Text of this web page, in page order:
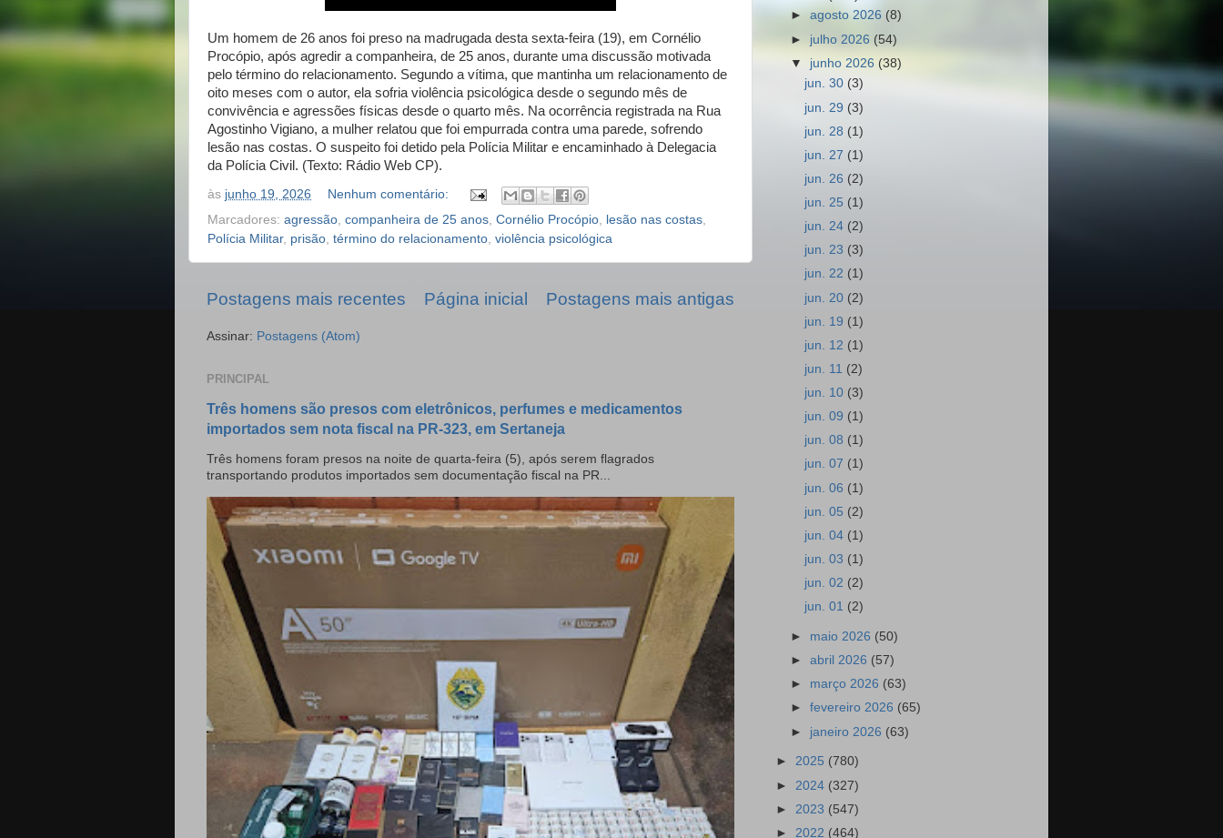
Um homem de 26 anos foi preso na madrugada desta sexta-feira (19), em Cornélio
Procópio, após agredir a companheira, de 25 anos, durante uma discussão motivada
pelo término do relacionamento. Segundo a vítima, que mantinha um relacionamento de
oito meses com o autor, ela sofria violência psicológica desde o segundo mês de
convivência e agressões físicas desde o quarto mês. Na ocorrência registrada na Rua
Agostinho Vigiano, a mulher relatou que foi empurrada contra uma parede, sofrendo
lesão nas costas. O suspeito foi detido pela Polícia Militar e encaminhado à Delegacia
da Polícia Civil. (Texto: Rádio Web CP).
às junho 19, 2026
Nenhum comentário:
Marcadores: agressão, companheira de 25 anos, Cornélio Procópio, lesão nas costas,
Polícia Militar, prisão, término do relacionamento, violência psicológica
Postagens mais recentes Postagens mais antigas
Página inicial
Assinar: Postagens (Atom)
PRINCIPAL
Três homens são presos com eletrônicos, perfumes e medicamentos
importados sem nota fiscal na PR-323, em Sertaneja
Três homens foram presos na noite de quarta-feira (5), após serem flagrados
transportando produtos importados sem documentação fiscal na PR...
►agosto 2026 (8)
► julho 2026 (54)
▼ junho 2026 (38)
jun. 30 (3)
jun. 29 (3)
jun. 28 (1)
jun. 27 (1)
jun. 26 (2)
jun. 25 (1)
jun. 24 (2)
jun. 23 (3)
jun. 22 (1)
jun. 20 (2)
jun. 19 (1)
jun. 12 (1)
jun. 11 (2)
jun. 10 (3)
jun. 09 (1)
jun. 08 (1)
jun. 07 (1)
jun. 06 (1)
jun. 05 (2)
jun. 04 (1)
jun. 03 (1)
jun. 02 (2)
jun. 01 (2)
► maio 2026 (50)
►abril 2026 (57)
► março 2026 (63)
►fevereiro 2026 (65)
► janeiro 2026 (63)
► 2025 (780)
► 2024 (327)
► 2023 (547)
► 2022 (464)